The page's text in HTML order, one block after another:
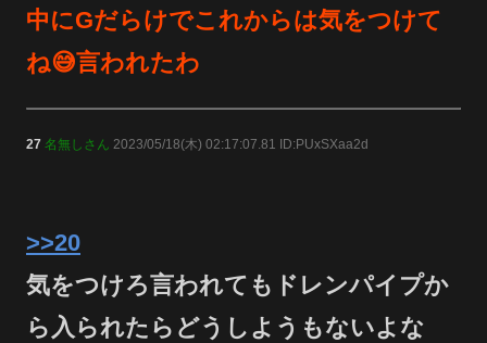
中にGだらけでこれからは気をつけて
ね😅言われたわ
27 名無しさん 2023/05/18(木) 02:17:07.81 ID:PUxSXaa2d
>>20
気をつけろ言われてもドレンパイプか
ら入られたらどうしようもないよな